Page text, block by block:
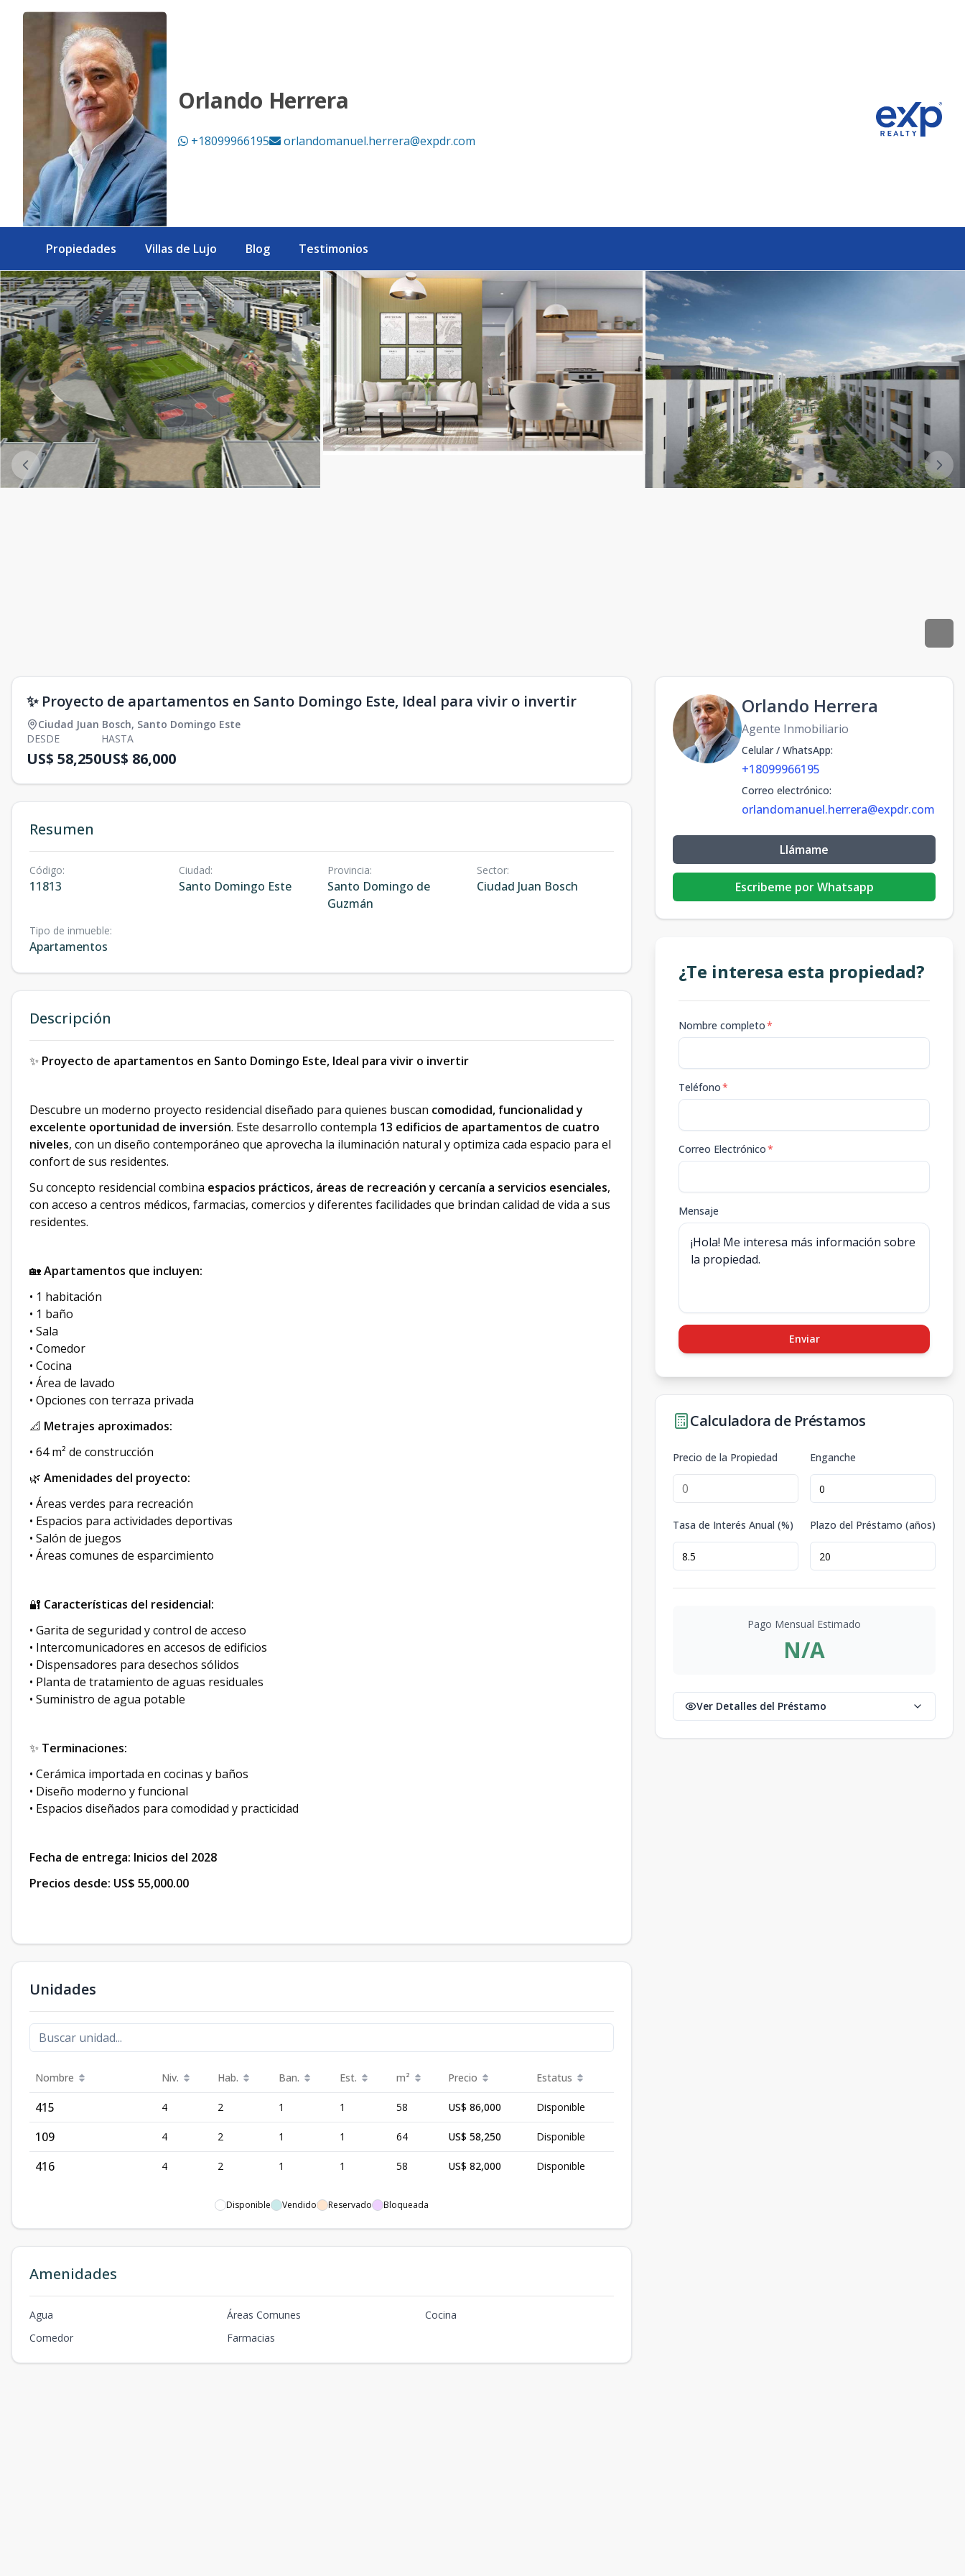
Orlando Herrera
+18099966195 orlandomanuel.herrera@expdr.com
Propiedades Villas de Lujo Blog Testimonios
✨ Proyecto de apartamentos en Santo Domingo Este, Ideal para vivir o invertir
Ciudad Juan Bosch, Santo Domingo Este
DESDE
US$ 58,250
HASTA
US$ 86,000
Resumen
Código:
11813
Ciudad:
Santo Domingo Este
Provincia:
Santo Domingo de
Guzmán
Sector:
Ciudad Juan Bosch
Tipo de inmueble:
Apartamentos
Descripción
✨ Proyecto de apartamentos en Santo Domingo Este, Ideal para vivir o invertir
Descubre un moderno proyecto residencial diseñado para quienes buscan comodidad, funcionalidad y
excelente oportunidad de inversión. Este desarrollo contempla 13 edificios de apartamentos de cuatro
niveles, con un diseño contemporáneo que aprovecha la iluminación natural y optimiza cada espacio para el
confort de sus residentes.
Su concepto residencial combina espacios prácticos, áreas de recreación y cercanía a servicios esenciales,
con acceso a centros médicos, farmacias, comercios y diferentes facilidades que brindan calidad de vida a sus
residentes.
🏡Apartamentos que incluyen:
• 1 habitación
• 1 baño
• Sala
• Comedor
• Cocina
• Área de lavado
• Opciones con terraza privada
📐 Metrajes aproximados:
• 64 m² de construcción
🌿 Amenidades del proyecto:
• Áreas verdes para recreación
• Espacios para actividades deportivas
• Salón de juegos
• Áreas comunes de esparcimiento
🔐 Características del residencial:
• Garita de seguridad y control de acceso
• Intercomunicadores en accesos de edificios
• Dispensadores para desechos sólidos
• Planta de tratamiento de aguas residuales
• Suministro de agua potable
✨ Terminaciones:
• Cerámica importada en cocinas y baños
• Diseño moderno y funcional
• Espacios diseñados para comodidad y practicidad
Fecha de entrega: Inicios del 2028
Precios desde: US$ 55,000.00
Unidades
Nombre Niv. Hab. Ban. Est. m² Precio Estatus
415 4 2 1 1 58 US$ 86,000 Disponible
109 4 2 1 1 64 US$ 58,250 Disponible
416 4 2 1 1 58 US$ 82,000 Disponible
Disponible Vendido Reservado Bloqueada
Amenidades
Agua Áreas Comunes
Cocina
Comedor
Farmacias
Orlando Herrera
Agente Inmobiliario
Celular / WhatsApp:
+18099966195
Correo electrónico:
orlandomanuel.herrera@expdr.com
Llámame
Escribeme por Whatsapp
¿Te interesa esta propiedad?
Nombre completo*
Teléfono*
Correo Electrónico*
Mensaje
Enviar
Calculadora de Préstamos
Precio de la Propiedad Enganche
Tasa de Interés Anual (%) Plazo del Préstamo (años)
Pago Mensual Estimado
N/A
Ver Detalles del Préstamo
✨ Proyecto de apartamentos en Santo Domingo Este, Ideal para vivir o invertir - eXp Realty República Dominicana